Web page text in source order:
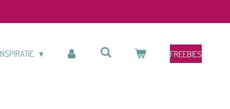
FREEBIES